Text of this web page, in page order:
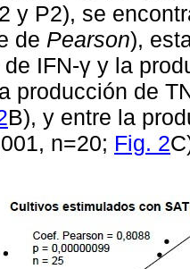
y P2), se
de Pearson),
IFN-γ y la
producción de
B), y entre la
n=20; Fig. 2